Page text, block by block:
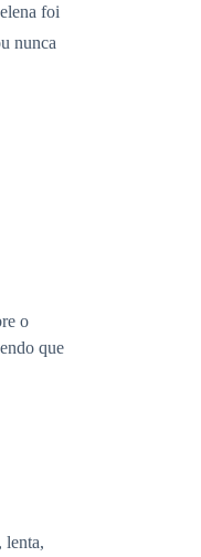
foi
nunca
o
que
lenta,